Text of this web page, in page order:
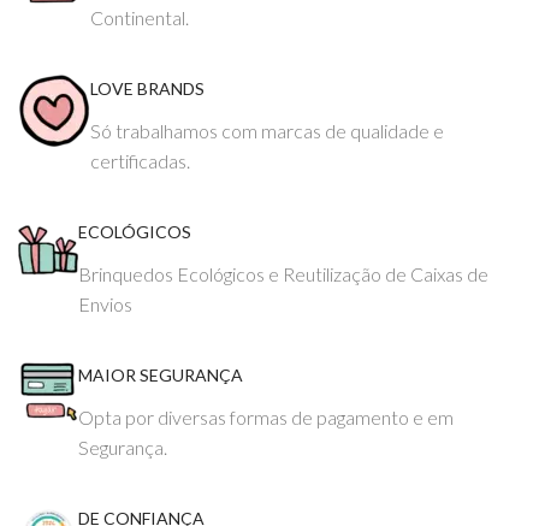
Continental.
LOVE BRANDS
Só trabalhamos com marcas de qualidade e
certificadas.
ECOLÓGICOS
Brinquedos Ecológicos e Reutilização de Caixas de
Envios
MAIOR SEGURANÇA
Opta por diversas formas de pagamento e em
Segurança.
DE CONFIANÇA